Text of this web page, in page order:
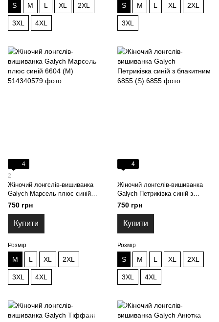
S M L XL 2XL
3XL 4XL
S M L XL 2XL
3XL
4
2
Жіночий лонгслів-вишиванка
Galych Марсель плюс синій
6604 (M)
750 грн
Купити
Розмір
M L XL 2XL
3XL 4XL
4
Жіночий лонгслів-вишиванка
Galych Петриківка синій з
блакитним 6855 (S)
750 грн
Купити
Розмір
S M L XL 2XL
3XL 4XL